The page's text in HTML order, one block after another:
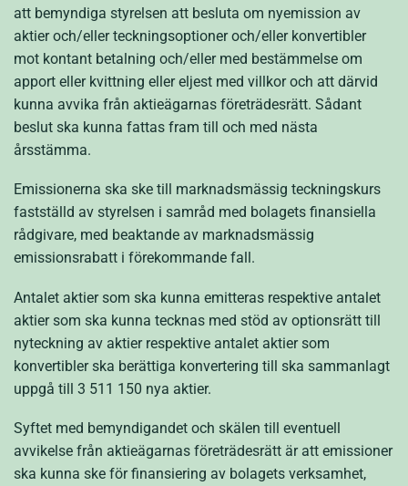
att bemyndiga styrelsen att besluta om nyemission av
aktier och/eller teckningsoptioner och/eller konvertibler
mot kontant betalning och/eller med bestämmelse om
apport eller kvittning eller eljest med villkor och att därvid
kunna avvika från aktieägarnas företrädesrätt. Sådant
beslut ska kunna fattas fram till och med nästa
årsstämma.
Emissionerna ska ske till marknadsmässig teckningskurs
fastställd av styrelsen i samråd med bolagets finansiella
rådgivare, med beaktande av marknadsmässig
emissionsrabatt i förekommande fall.
Antalet aktier som ska kunna emitteras respektive antalet
aktier som ska kunna tecknas med stöd av optionsrätt till
nyteckning av aktier respektive antalet aktier som
konvertibler ska berättiga konvertering till ska sammanlagt
uppgå till 3 511 150 nya aktier.
Syftet med bemyndigandet och skälen till eventuell
avvikelse från aktieägarnas företrädesrätt är att emissioner
ska kunna ske för finansiering av bolagets verksamhet,